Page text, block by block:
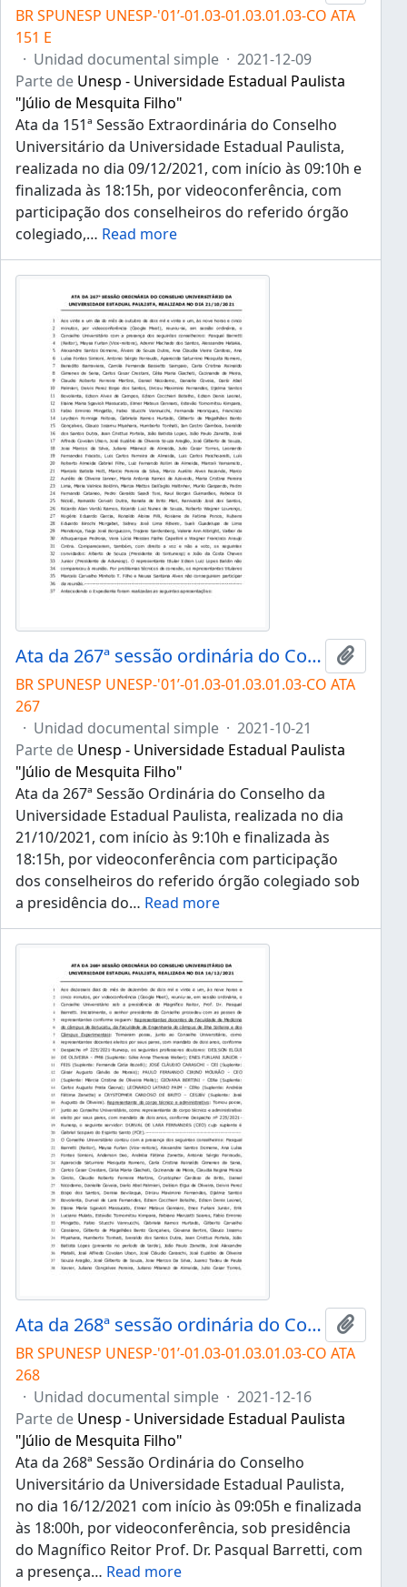
BR SPUNESP UNESP-'01’-01.03-01.03.01.03-CO ATA
151 E
· Unidad documental simple · 2021-12-09
Parte de Unesp - Universidade Estadual Paulista
"Júlio de Mesquita Filho"
Ata da 151ª Sessão Extraordinária do Conselho
Universitário da Universidade Estadual Paulista,
realizada no dia 09/12/2021, com início às 09:10h e
finalizada às 18:15h, por videoconferência, com
participação dos conselheiros do referido órgão
colegiado,… Read more
Ata da 267ª sessão ordinária do Conselho Universitário da Unesp de 21/10/2021
Añadir
BR SPUNESP UNESP-'01’-01.03-01.03.01.03-CO ATA
267
· Unidad documental simple · 2021-10-21
Parte de Unesp - Universidade Estadual Paulista
"Júlio de Mesquita Filho"
Ata da 267ª Sessão Ordinária do Conselho da
Universidade Estadual Paulista, realizada no dia
21/10/2021, com início às 9:10h e finalizada às
18:15h, por videoconferência com participação
dos conselheiros do referido órgão colegiado sob
a presidência do… Read more
Ata da 268ª sessão ordinária do Conselho Universitário da Unesp de 16/12/2021
Añadir
BR SPUNESP UNESP-'01’-01.03-01.03.01.03-CO ATA
268
· Unidad documental simple · 2021-12-16
Parte de Unesp - Universidade Estadual Paulista
"Júlio de Mesquita Filho"
Ata da 268ª Sessão Ordinária do Conselho
Universitário da Universidade Estadual Paulista,
no dia 16/12/2021 com início às 09:05h e finalizada
às 18:00h, por videoconferência, sob presidência
do Magnífico Reitor Prof. Dr. Pasqual Barretti, com
a presença… Read more